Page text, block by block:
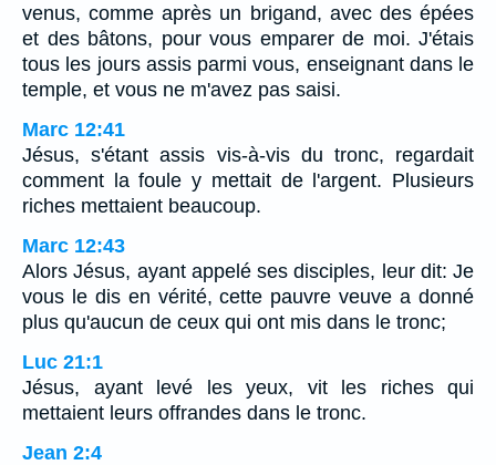
venus, comme après un brigand, avec des épées
et des bâtons, pour vous emparer de moi. J'étais
tous les jours assis parmi vous, enseignant dans le
temple, et vous ne m'avez pas saisi.
Marc 12:41
Jésus, s'étant assis vis-à-vis du tronc, regardait
comment la foule y mettait de l'argent. Plusieurs
riches mettaient beaucoup.
Marc 12:43
Alors Jésus, ayant appelé ses disciples, leur dit: Je
vous le dis en vérité, cette pauvre veuve a donné
plus qu'aucun de ceux qui ont mis dans le tronc;
Luc 21:1
Jésus, ayant levé les yeux, vit les riches qui
mettaient leurs offrandes dans le tronc.
Jean 2:4